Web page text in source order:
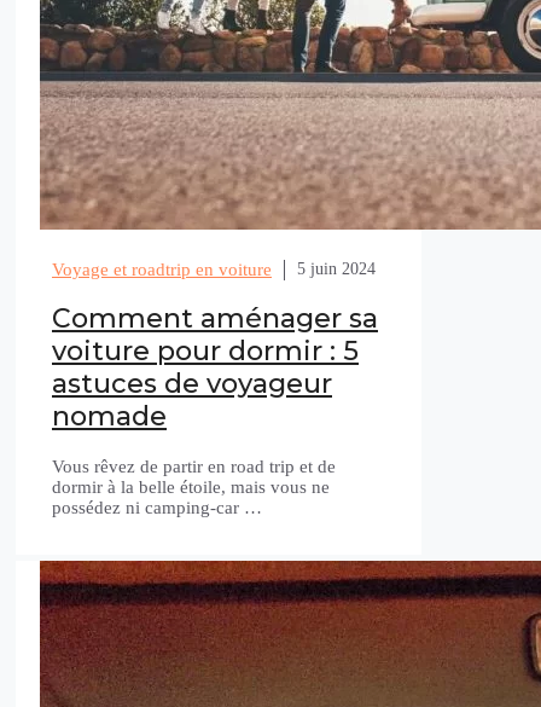
Voyage et roadtrip en voiture 5 juin 2024
Comment aménager sa
voiture pour dormir : 5
astuces de voyageur
nomade
Vous rêvez de partir en road trip et de
dormir à la belle étoile, mais vous ne
possédez ni camping-car …